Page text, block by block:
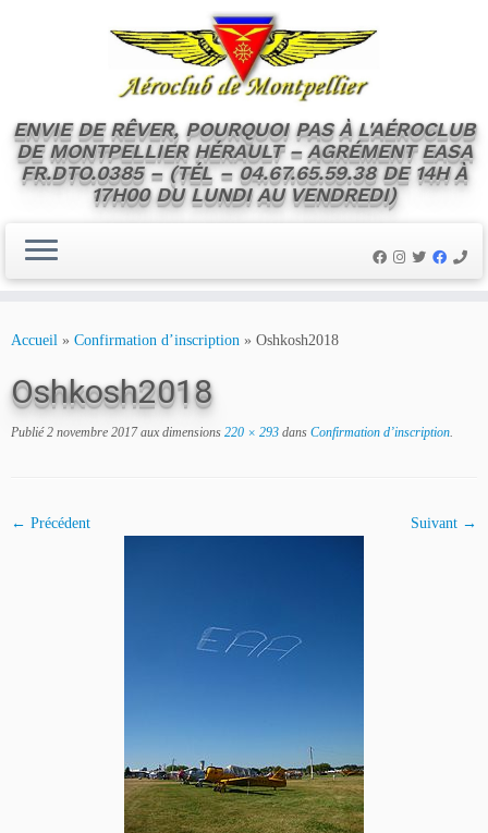
ENVIE DE RÊVER, POURQUOI PAS À L'AÉROCLUB
DE MONTPELLIER HÉRAULT – AGRÉMENT EASA
FR.DTO.0385 – (TÉL – 04.67.65.59.38 DE 14H À
17H00 DU LUNDI AU VENDREDI)
Accueil » Confirmation d’inscription » Oshkosh2018
Oshkosh2018
Publié 2 novembre 2017aux dimensions 220 × 293 dans Confirmation d’inscription.
← Précédent Suivant →